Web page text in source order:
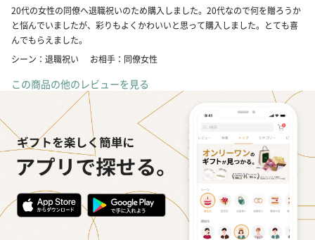
20代の女性の同僚へ退職祝いのため購入しました。20代なので何を贈ろうか
と悩んでいましたが、彩りもよくかわいいと思って購入しました。とても喜
んでもらえました。
シーン：退職祝い
お相手：同僚女性
この商品の他のレビューを見る